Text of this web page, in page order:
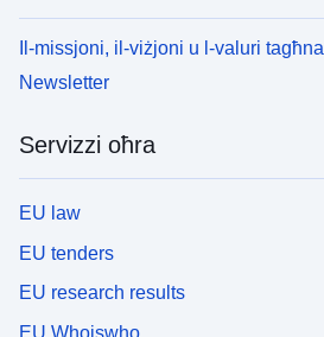
Il-missjoni, il-viżjoni u l-valuri tagħna
Newsletter
Servizzi oħra
EU law
EU tenders
EU research results
EU Whoiswho